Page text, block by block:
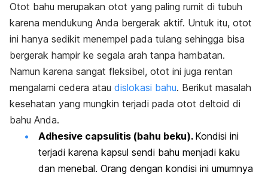
Otot bahu merupakan otot yang paling rumit di tubuh
karena mendukung Anda bergerak aktif. Untuk itu, otot
ini hanya sedikit menempel pada tulang sehingga bisa
bergerak hampir ke segala arah tanpa hambatan.
Namun karena sangat fleksibel, otot ini juga rentan
mengalami cedera atau dislokasi bahu. Berikut masalah
kesehatan yang mungkin terjadi pada otot deltoid di
bahu Anda.
Adhesive capsulitis (bahu beku). Kondisi ini
terjadi karena kapsul sendi bahu menjadi kaku
dan menebal. Orang dengan kondisi ini umumnya